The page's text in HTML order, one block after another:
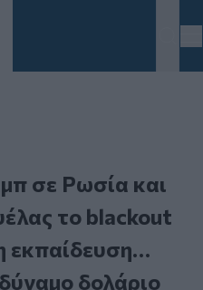
σε Ρωσία και
το blackout
εκπαίδευση…
δολάριο